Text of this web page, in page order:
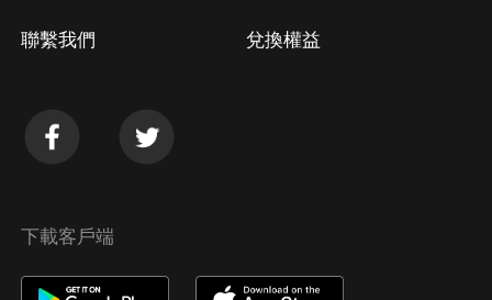
聯繫我們 兌換權益
下載客戶端